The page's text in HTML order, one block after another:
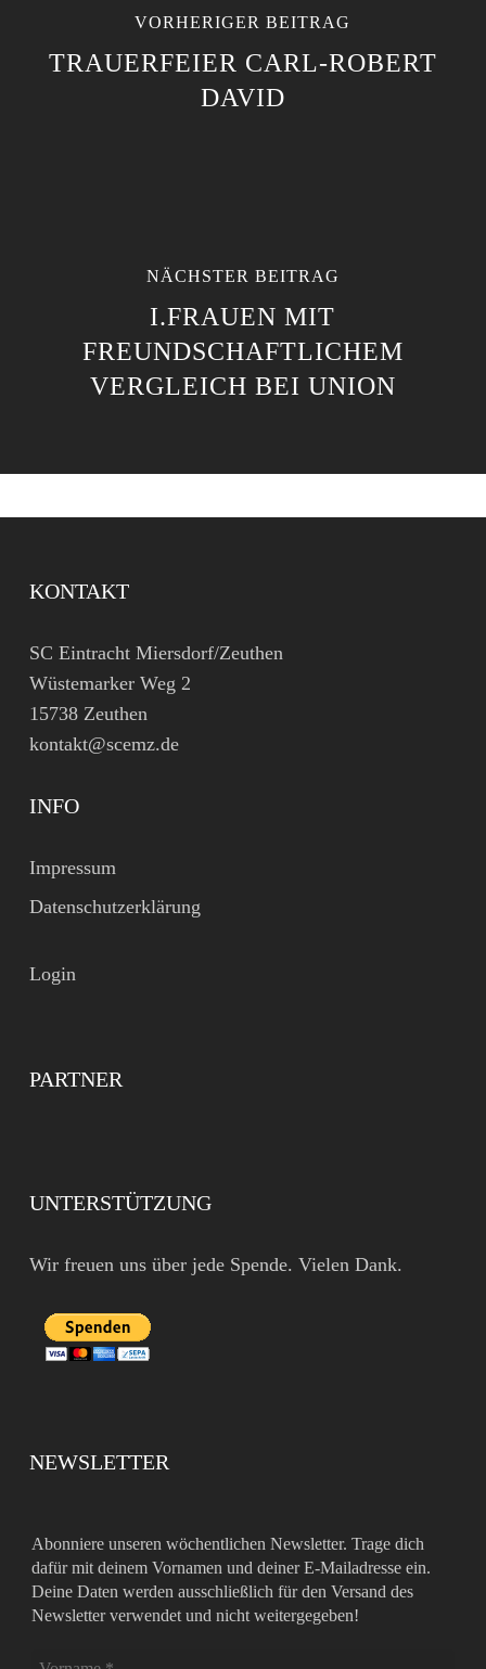
VORHERIGER BEITRAG
TRAUERFEIER CARL-ROBERT
DAVID
NÄCHSTER BEITRAG
I.FRAUEN MIT
FREUNDSCHAFTLICHEM
VERGLEICH BEI UNION
KONTAKT
SC Eintracht Miersdorf/Zeuthen
Wüstemarker Weg 2
15738 Zeuthen
kontakt@scemz.de
INFO
Impressum
Datenschutzerklärung
Login
PARTNER
UNTERSTÜTZUNG
Wir freuen uns über jede Spende. Vielen Dank.
NEWSLETTER
Abonniere unseren wöchentlichen Newsletter. Trage dich
dafür mit deinem Vornamen und deiner E-Mailadresse ein.
Deine Daten werden ausschließlich für den Versand des
Newsletter verwendet und nicht weitergegeben!